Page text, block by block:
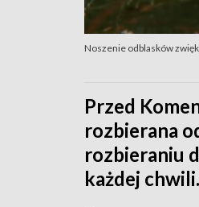
Noszenie odblasków
Przed
rozbierana
rozbieraniu
każdej chwili.